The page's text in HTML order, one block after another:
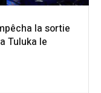
la sortie
Tuluka le